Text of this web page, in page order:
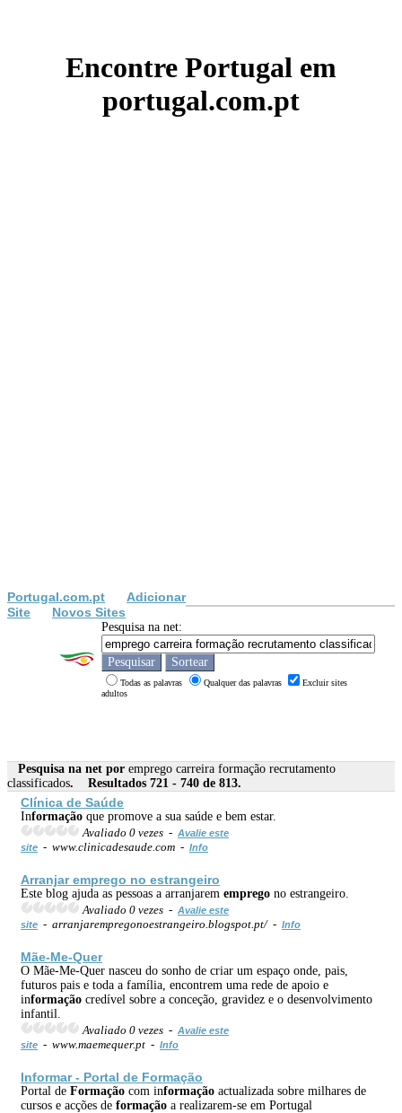
Encontre Portugal em
portugal.com.pt
Portugal.com.pt
Adicionar
Site
Novos Sites
Pesquisa na net:
Todas as palavras Qualquer das palavras
Excluir sites
adultos
Pesquisa na net por emprego carreira formação recrutamento
classificados. Resultados 721 - 740 de 813.
Clínica de Saúde
Informação que promove a sua saúde e bem estar.
Avaliado 0 vezes - Avalie este
site - www.clinicadesaude.com - Info
Arranjaremprego no estrangeiro
Este blog ajuda as pessoas a arranjarem emprego no estrangeiro.
Avaliado 0 vezes - Avalie este
site - arranjarempregonoestrangeiro.blogspot.pt/ - Info
Mãe-Me-Quer
O Mãe-Me-Quer nasceu do sonho de criar um espaço onde, pais,
futuros pais e toda a família, encontrem uma rede de apoio e
informação credível sobre a conceção, gravidez e o desenvolvimento
infantil.
Avaliado 0 vezes - Avalie este
site - www.maemequer.pt - Info
Informar - Portal de Formação
Portal de Formação com informação actualizada sobre milhares de
cursos e acções de formação a realizarem-se em Portugal